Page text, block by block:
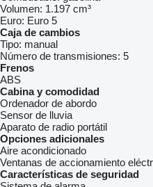
Volumen: 1.197 cm³
Euro: Euro 5
Caja de cambios
Tipo: manual
Número de transmisiones: 5
Frenos
ABS
Cabina y comodidad
Ordenador de abordo
Sensor de lluvia
Aparato de radio portátil
Opciones adicionales
Aire acondicionado
Ventanas de accionamiento
Características de seguridad